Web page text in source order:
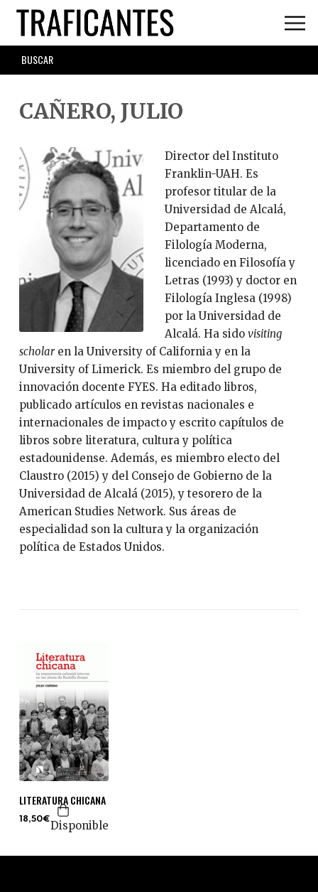
Skip
main
content
SEARCH
FORM
CAÑERO, JULIO
Director del Instituto
Franklin-UAH. Es
profesor titular de la
Universidad de Alcalá,
Departamento de
Filología Moderna,
licenciado en Filosofía y
Letras (1993) y doctor en
Filología Inglesa (1998)
por la Universidad de
Alcalá. Ha sido visiting
scholaren la University of California y en la
University of Limerick. Es miembro del grupo de
innovación docente FYES. Ha editado libros,
publicado artículos en revistas nacionales e
internacionales de impacto y escrito capítulos de
libros sobre literatura, cultura y política
estadounidense. Además, es miembro electo del
Claustro (2015) y del Consejo de Gobierno de la
Universidad de Alcalá (2015), y tesorero de la
American Studies Network. Sus áreas de
especialidad son la cultura y la organización
política de Estados Unidos.
LITERATURA CHICANA
18,50€Disponible